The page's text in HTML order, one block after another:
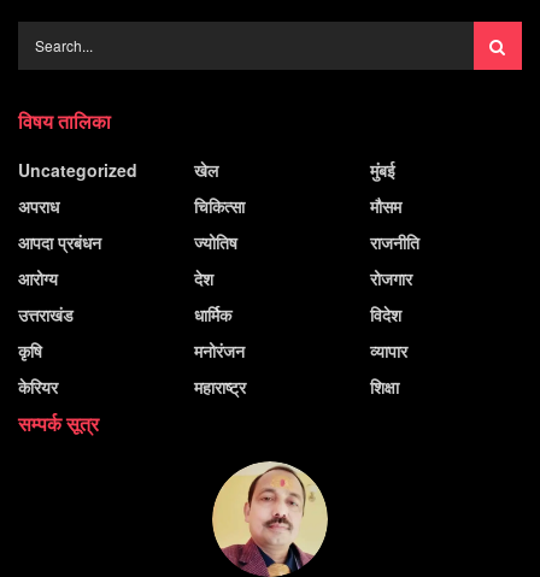
विषय तालिका
Uncategorized
अपराध
आपदा प्रबंधन
आरोग्य
उत्तराखंड
कृषि
केरियर
खेल
चिकित्सा
ज्योतिष
देश
धार्मिक
मनोरंजन
महाराष्ट्र
मुंबई
मौसम
राजनीति
रोजगार
विदेश
व्यापार
शिक्षा
सम्पर्क सूत्र